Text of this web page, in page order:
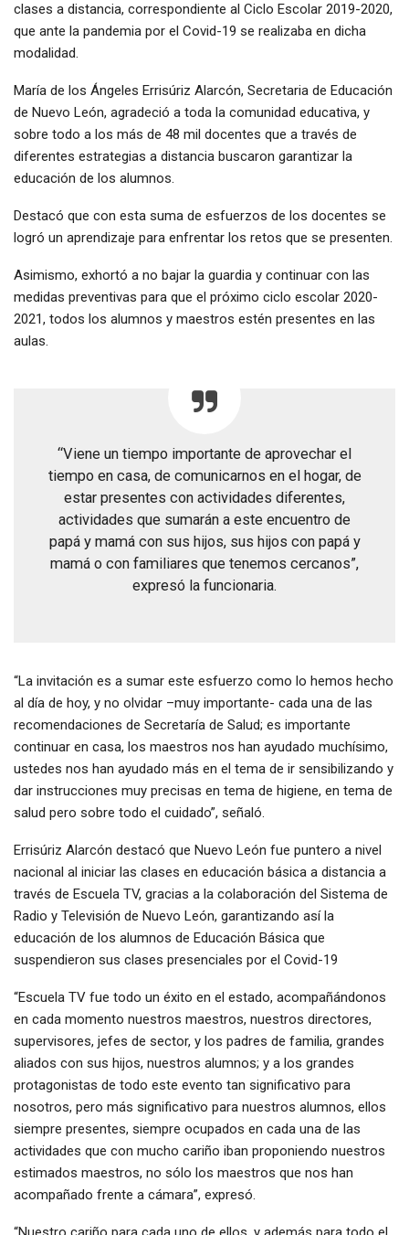
clases a distancia, correspondiente al Ciclo Escolar 2019-2020,
que ante la pandemia por el Covid-19 se realizaba en dicha
modalidad.
María de los Ángeles Errisúriz Alarcón, Secretaria de Educación
de Nuevo León, agradeció a toda la comunidad educativa, y
sobre todo a los más de 48 mil docentes que a través de
diferentes estrategias a distancia buscaron garantizar la
educación de los alumnos.
Destacó que con esta suma de esfuerzos de los docentes se
logró un aprendizaje para enfrentar los retos que se presenten.
Asimismo, exhortó a no bajar la guardia y continuar con las
medidas preventivas para que el próximo ciclo escolar 2020-
2021, todos los alumnos y maestros estén presentes en las
aulas.
“Viene un tiempo importante de aprovechar el
tiempo en casa, de comunicarnos en el hogar, de
estar presentes con actividades diferentes,
actividades que sumarán a este encuentro de
papá y mamá con sus hijos, sus hijos con papá y
mamá o con familiares que tenemos cercanos”,
expresó la funcionaria.
“La invitación es a sumar este esfuerzo como lo hemos hecho
al día de hoy, y no olvidar –muy importante- cada una de las
recomendaciones de Secretaría de Salud; es importante
continuar en casa, los maestros nos han ayudado muchísimo,
ustedes nos han ayudado más en el tema de ir sensibilizando y
dar instrucciones muy precisas en tema de higiene, en tema de
salud pero sobre todo el cuidado”, señaló.
Errisúriz Alarcón destacó que Nuevo León fue puntero a nivel
nacional al iniciar las clases en educación básica a distancia a
través de Escuela TV, gracias a la colaboración del Sistema de
Radio y Televisión de Nuevo León, garantizando así la
educación de los alumnos de Educación Básica que
suspendieron sus clases presenciales por el Covid-19
“Escuela TV fue todo un éxito en el estado, acompañándonos
en cada momento nuestros maestros, nuestros directores,
supervisores, jefes de sector, y los padres de familia, grandes
aliados con sus hijos, nuestros alumnos; y a los grandes
protagonistas de todo este evento tan significativo para
nosotros, pero más significativo para nuestros alumnos, ellos
siempre presentes, siempre ocupados en cada una de las
actividades que con mucho cariño iban proponiendo nuestros
estimados maestros, no sólo los maestros que nos han
acompañado frente a cámara”, expresó.